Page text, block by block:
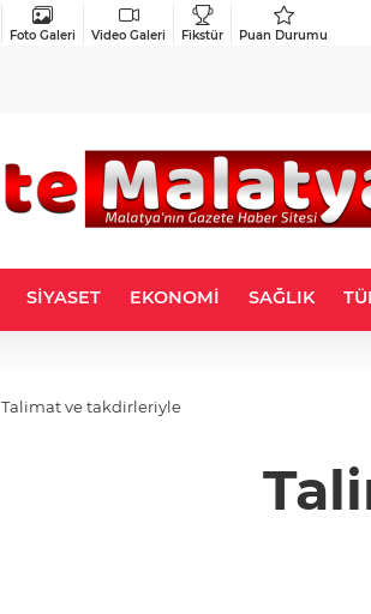
Foto Galeri Video Galeri Fikstür Puan Durumu
SİYASET EKONOMİ SAĞLIK
Talimat ve takdirleriyle